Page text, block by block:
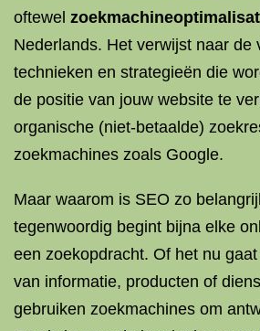
oftewel
Nederlands. Het verwijst naar de
technieken en strategieën die
de positie van jouw website te
organische (niet-betaalde)
zoekmachines zoals Google.
Maar waarom is SEO zo
tegenwoordig begint bijna elke
een zoekopdracht. Of het nu
van informatie, producten of
gebruiken zoekmachines om